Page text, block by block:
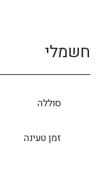
חשמלי
סוללה
זמן טעינה